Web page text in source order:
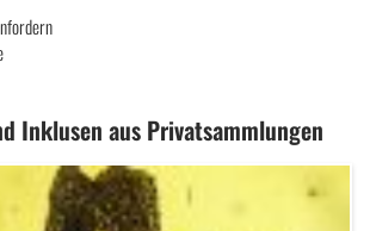
Inklusen aus Privatsammlungen